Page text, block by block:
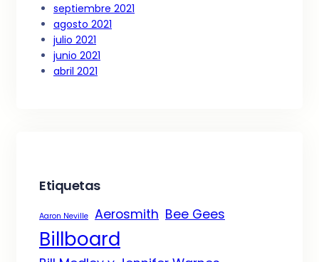
septiembre 2021
agosto 2021
julio 2021
junio 2021
abril 2021
Etiquetas
Aaron Neville Aerosmith Bee Gees
Billboard